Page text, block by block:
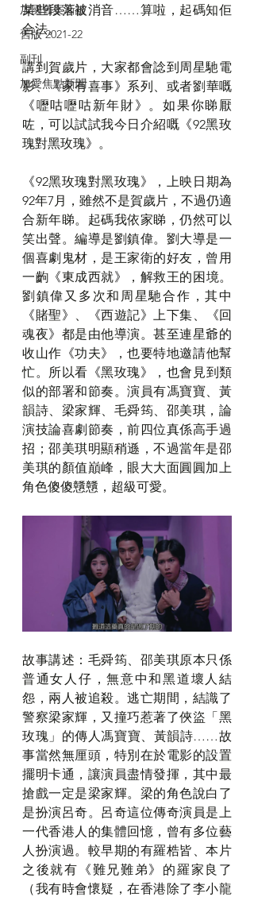
加國舊案新談
舊版 2021-22
副刊
加愛焦點新聞
某些段落被消音……算啦，起碼知佢
合法。
講到賀歲片，大家都會諗到周星馳電
影、《家有喜事》 系列、或者劉華嘅
《嚦咕嚦咕新年財》 。如果你睇厭
咗，可以試試我今日介紹嘅 《92黑玫
瑰對黑玫瑰》 。
《92黑玫瑰對黑玫瑰》
，上映日期為
92年7月，雖然不是賀歲片，不過仍適
合新年睇。起碼我依家睇，仍然可以
笑出聲。編導是劉鎮偉。劉大導是一
個喜劇鬼材，是王家衛的好友，曾用
一齣 《東成西就》
，解救王的困境。
劉鎮偉又多次和周星馳合作，其中
《賭聖》 、 《西遊記》上下集、 《回
魂夜》 都是由他導演。甚至連星爺的
收山作 《功夫》
，也要特地邀請他幫
忙。所以看 《黑玫瑰》
，也會見到類
似的部署和節奏。演員有馮寶寶、黃
韻詩、梁家輝、毛舜筠、邵美琪，論
演技論喜劇節奏，前四位真係高手過
招；邵美琪明顯稍遜，不過當年是邵
美琪的顏值巔峰，眼大大面圓圓加上
角色傻傻戇戇，超級可愛。
故事講述：毛舜筠、邵美琪原本只係
普通女人仔，無意中和黑道壞人結
怨，兩人被追殺。逃亡期間，結識了
警察梁家輝，又撞巧惹著了俠盜「黑
玫瑰」的傳人馮寶寶、黃韻詩……故
事當然無厘頭，特別在於電影的設置
擺明卡通，讓演員盡情發揮，其中最
搶戲一定是梁家輝。梁的角色說白了
是扮演呂奇。呂奇這位傳奇演員是上
一代香港人的集體回憶，曾有多位藝
人扮演過。較早期的有羅梏皆、本片
之後就有 《難兄難弟》 的羅家良了
（我有時會懷疑，在香港除了李小龍